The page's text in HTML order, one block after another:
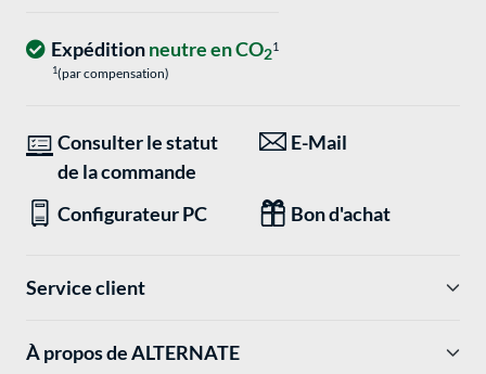
Expéditionneutre en CO21
1(par compensation)
Consulter le statut
de la commande
E-Mail
Configurateur PC Bon d'achat
Service client
À propos de ALTERNATE